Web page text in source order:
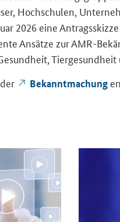
Hoch­schu­len,
2026 eine
An­sät­ze zur AMR-​
Be­kannt­ma­chung